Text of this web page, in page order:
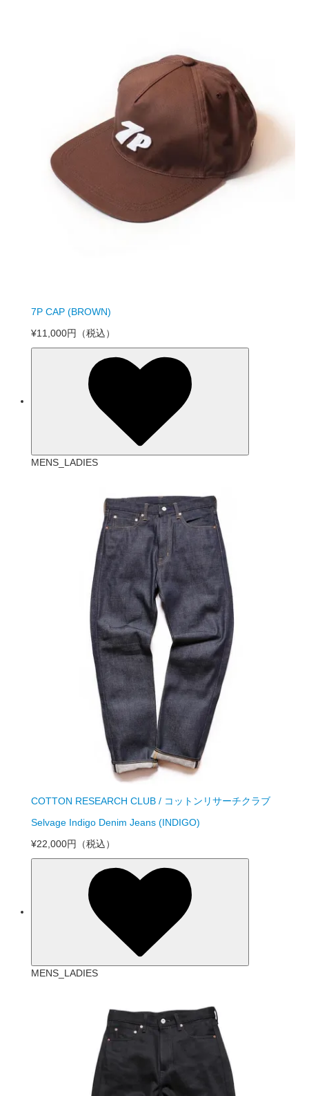
7P CAP (BROWN)
¥11,000円
（税込）
MENS_LADIES
COTTON RESEARCH CLUB / コットンリサーチクラブ
Selvage Indigo Denim Jeans (INDIGO)
¥22,000円
（税込）
MENS_LADIES